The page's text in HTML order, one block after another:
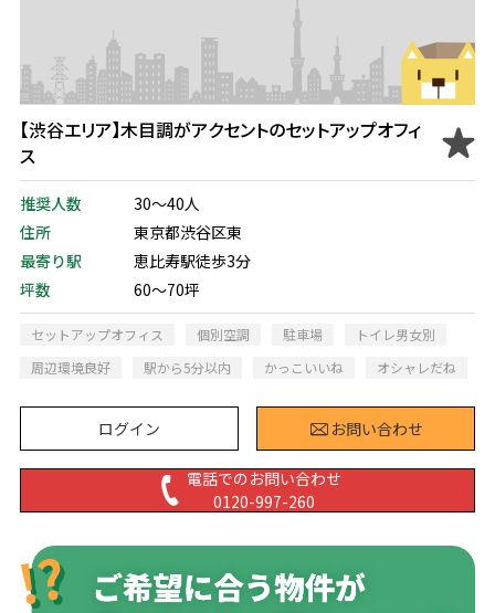
【渋谷エリア】木目調がアクセントのセットアップオフィ
ス
推奨人数
30～40人
住所
東京都渋谷区東
最寄り駅
恵比寿駅徒歩3分
坪数
60～70坪
セットアップオフィス 個別空調 駐車場
トイレ男女別
周辺環境良好
駅から5分以内 かっこいいね オシャレだね
ログイン お問い合わせ
電話でのお問い合わせ
0120-997-260